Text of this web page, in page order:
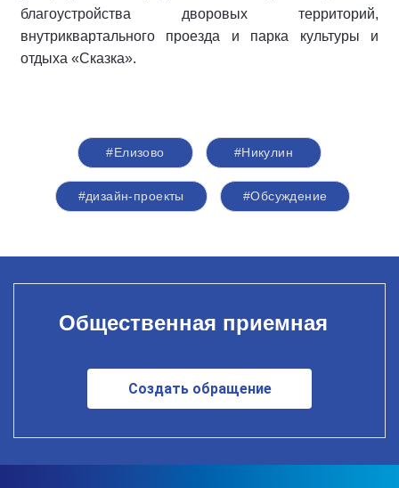
благоустройства дворовых территорий,
внутриквартального проезда и парка культуры и
отдыха «Сказка».
#Елизово #Никулин
#дизайн-проекты #Обсуждение
Общественная приемная
Создать обращение